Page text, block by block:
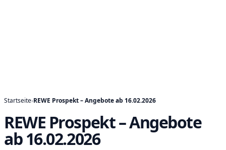
Startseite›REWE Prospekt – Angebote ab 16.02.2026
REWE Prospekt – Angebote
ab 16.02.2026